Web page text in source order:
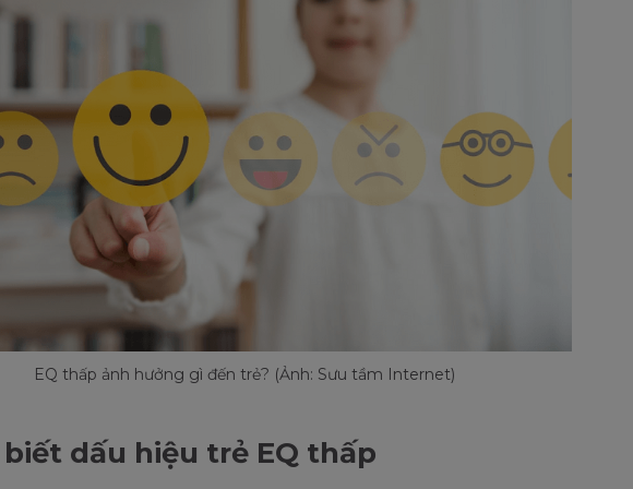
EQ thấp ảnh hưởng gì đến trẻ? (Ảnh: Sưu tầm Internet)
dấu hiệu trẻ EQ thấp